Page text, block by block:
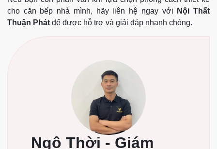
cho căn bếp nhà mình, hãy liên hệ ngay với
Nội Thất
Thuận Phát để được hỗ trợ và giải đáp nhanh chóng.
Ngô Thời - Giám